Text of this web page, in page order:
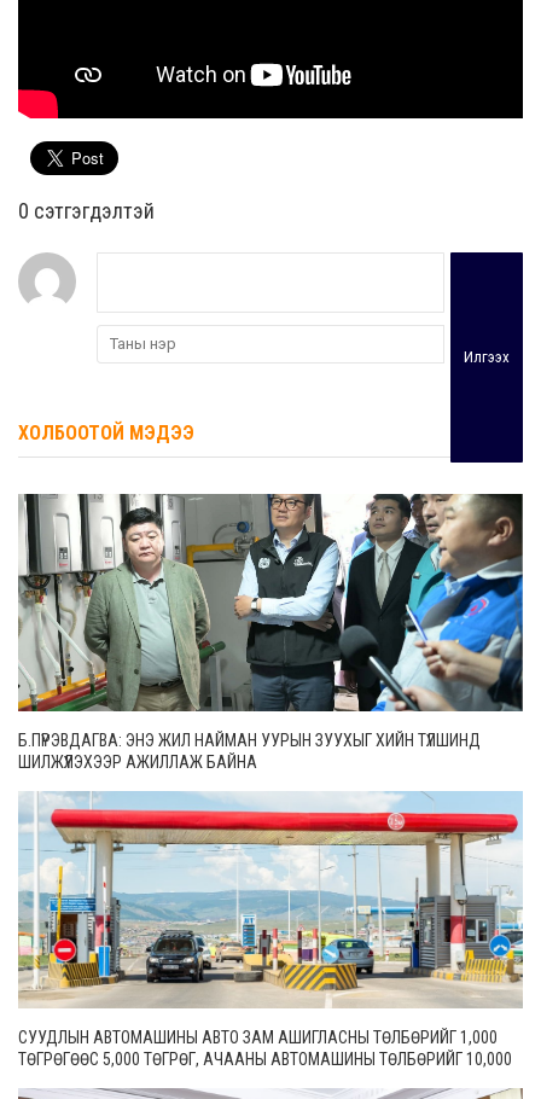
0 cэтгэгдэлтэй
Илгээх
ХОЛБООТОЙ МЭДЭЭ
Б.ПҮРЭВДАГВА: ЭНЭ ЖИЛ НАЙМАН УУРЫН ЗУУХЫГ ХИЙН ТҮЛШИНД
ШИЛЖҮҮЛЭХЭЭР АЖИЛЛАЖ БАЙНА
СУУДЛЫН АВТОМАШИНЫ АВТО ЗАМ АШИГЛАСНЫ ТӨЛБӨРИЙГ 1,000
ТӨГРӨГӨӨС 5,000 ТӨГРӨГ, АЧААНЫ АВТОМАШИНЫ ТӨЛБӨРИЙГ 10,000